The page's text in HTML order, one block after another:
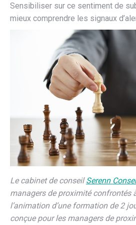
Sensibiliser sur ce sentiment de
mieux comprendre les signaux
Le cabinet de conseilSerenn
managers de proximité confrontés
l’animation d’une formation de 2
conçue pour les managers de